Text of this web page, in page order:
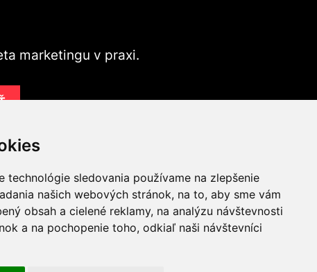
technológie sledovania používame na zlepšenie
našich webových stránok, na to, aby sme vám
obsah a cielené reklamy, na analýzu návštevnosti
a na pochopenie toho, odkiaľ naši návštevníci
marketingu v praxi.
A